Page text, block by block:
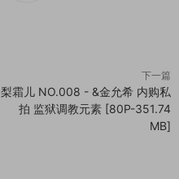
下一篇
梨霜儿 NO.008 - &金允希 内购私
拍 监狱调教元素 [80P-351.74
MB]